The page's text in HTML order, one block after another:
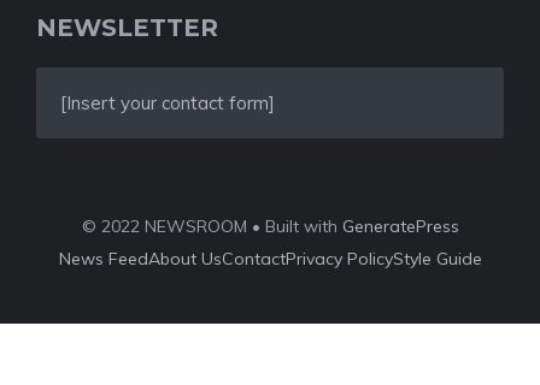
NEWSLETTER
[Insert your contact form]
© 2022 NEWSROOM • Built with GeneratePress
News FeedAbout UsContactPrivacy PolicyStyle Guide